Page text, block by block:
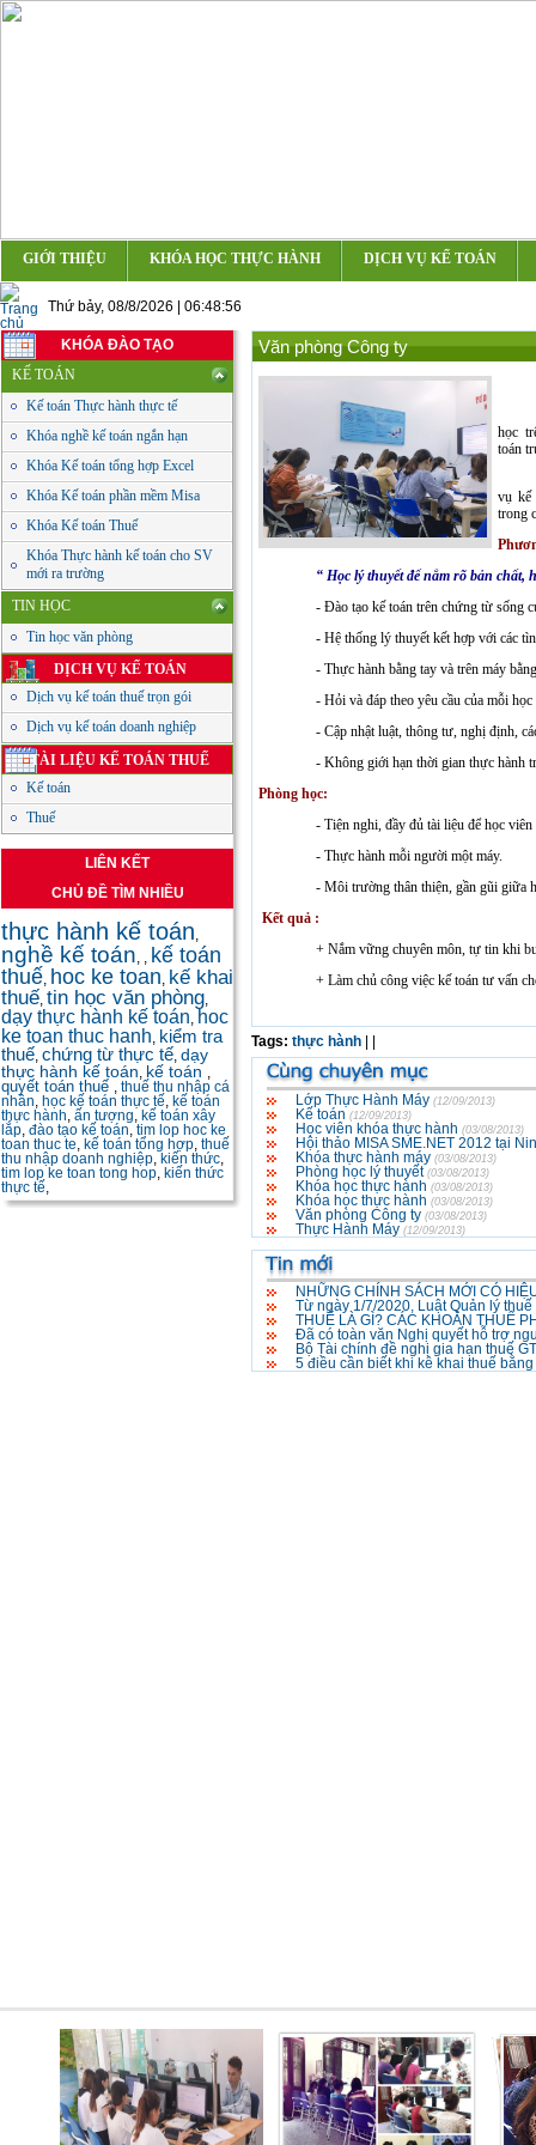
GIỚI THIỆU KHÓA HỌC THỰC HÀNH DỊCH VỤ KẾ TOÁN
Thứ bảy, 08/8/2026 | 06:48:57
KHÓA ĐÀO TẠO
KẾ TOÁN
Kế toán Thực hành thực tế
Khóa nghề kế toán ngắn hạn
Khóa Kế toán tổng hợp Excel
Khóa Kế toán phần mềm Misa
Khóa Kế toán Thuế
Khóa Thực hành kế toán cho SV
mới ra trường
TIN HỌC
Tin học văn phòng
DỊCH VỤ KẾ TOÁN
Dịch vụ kế toán thuế trọn gói
Dịch vụ kế toán doanh nghiệp
TÀI LIỆU KẾ TOÁN THUẾ
Kế toán
Thuế
LIÊN KẾT
CHỦ ĐỀ TÌM NHIỀU
thực hành kế toán,
nghề kế toán, , kế toán
thuế, hoc ke toan, kế khai
thuế, tin học văn phòng,
dạy thực hành kế toán, hoc
ke toan thuc hanh, kiểm tra
thuế, chứng từ thực tế, dạy
thực hành kế toán, kế toán ,
quyết toán thuế , thuế thu nhập cá
nhân, học kế toán thực tế, kế toán
thực hành, ấn tượng, kế toán xây
lắp, đào tạo kế toán, tim lop hoc ke
toan thuc te, kế toán tổng hợp, thuế
thu nhập doanh nghiệp, kiến thức,
tim lop ke toan tong hop, kiến thức
thực tế,
Văn phòng Công ty
học
toán
vụ kế
trong
“ Học lý thuyết để nắm rõ bản chất,
- Đào tạo kế toán trên chứng từ sống
- Hệ thống lý thuyết kết hợp với các
- Thực hành bằng tay và trên máy
- Hỏi và đáp theo yêu cầu của mỗi
- Cập nhật luật, thông tư, nghị định,
- Không giới hạn thời gian thực hành
Phòng học:
- Tiện nghi, đầy đủ tài liệu để học viên
- Thực hành mỗi người một máy.
- Môi trường thân thiện, gần gũi giữa
Kết quả :
+ Nắm vững chuyên môn, tự tin khi
+ Làm chủ công việc kế toán tư vấn
Tags: thực hành
Lớp Thực Hành Máy (12/09/2013)
Kế toán (12/09/2013)
Học viên khóa thực hành (03/08/2013)
Hội thảo MISA SME.NET 2012 tại
Khóa thực hành máy (03/08/2013)
Phòng học lý thuyết (03/08/2013)
Khóa học thực hành (03/08/2013)
Khóa học thực hành (03/08/2013)
Văn phòng Công ty (03/08/2013)
Thực Hành Máy (12/09/2013)
NHỮNG CHÍNH SÁCH MỚI CÓ
Từ ngày 1/7/2020, Luật Quản lý
THUẾ LÀ GÌ? CÁC KHOẢN THUẾ
Đã có toàn văn Nghị quyết hỗ trợ
Bộ Tài chính đề nghị gia hạn thuế
5 điều cần biết khi kê khai thuế